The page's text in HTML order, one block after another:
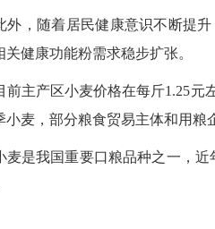
随着居民健康意识不断提升
关健康功能粉需求稳步扩张。
产区小麦价格在每斤1.25元左
小麦，部分粮食贸易主体和用粮
我国重要口粮品种之一，近